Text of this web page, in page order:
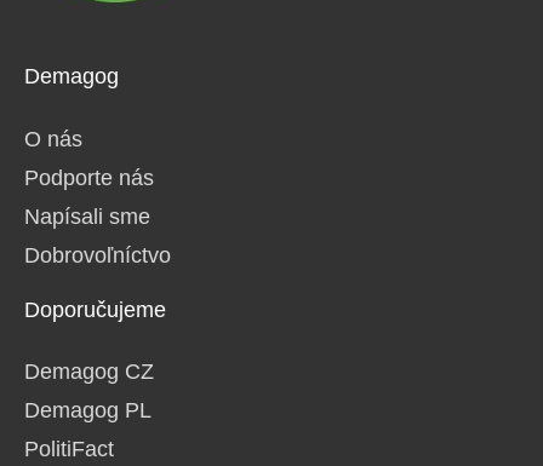
Demagog
O nás
Podporte nás
Napísali sme
Dobrovoľníctvo
Doporučujeme
Demagog CZ
Demagog PL
PolitiFact